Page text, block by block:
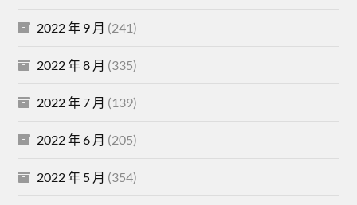
2022 年 9 月 (241)
2022 年 8 月 (335)
2022 年 7 月 (139)
2022 年 6 月 (205)
2022 年 5 月 (354)